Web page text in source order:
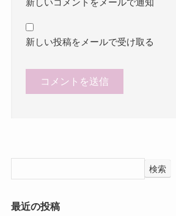
新しいコメントをメールで通知
新しい投稿をメールで受け取る
検索
最近の投稿